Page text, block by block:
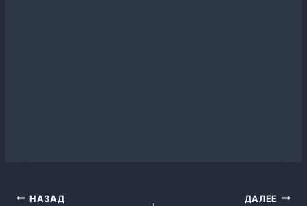
Навигация
НАЗАД ДАЛЕЕ